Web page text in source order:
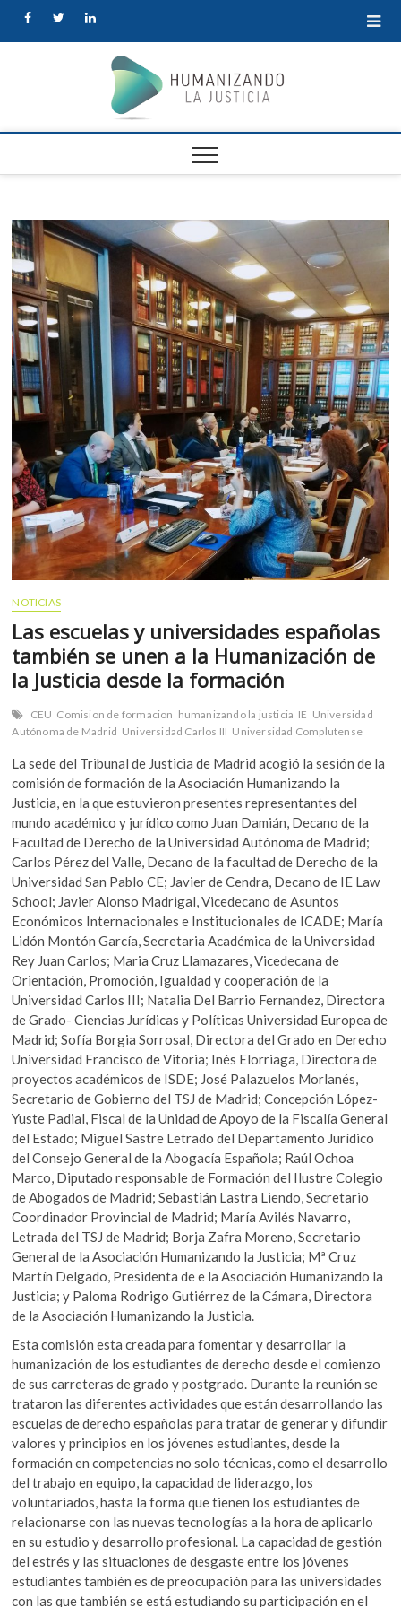
facebooktwitterlinkedin
NOTICIAS
Las escuelas y universidades españolas
también se unen a la Humanización de
la Justicia desde la formación
CEU Comision de formacion humanizando la justicia IE Universidad
Autónoma de Madrid Universidad Carlos III Universidad Complutense
La sede del Tribunal de Justicia de Madrid acogió la sesión de la
comisión de formación de la Asociación Humanizando la
Justicia, en la que estuvieron presentes representantes del
mundo académico y jurídico como Juan Damián, Decano de la
Facultad de Derecho de la Universidad Autónoma de Madrid;
Carlos Pérez del Valle, Decano de la facultad de Derecho de la
Universidad San Pablo CE; Javier de Cendra, Decano de IE Law
School; Javier Alonso Madrigal, Vicedecano de Asuntos
Económicos Internacionales e Institucionales de ICADE; María
Lidón Montón García, Secretaria Académica de la Universidad
Rey Juan Carlos; Maria Cruz Llamazares, Vicedecana de
Orientación, Promoción, Igualdad y cooperación de la
Universidad Carlos III; Natalia Del Barrio Fernandez, Directora
de Grado- Ciencias Jurídicas y Políticas Universidad Europea de
Madrid; Sofía Borgia Sorrosal, Directora del Grado en Derecho
Universidad Francisco de Vitoria; Inés Elorriaga, Directora de
proyectos académicos de ISDE; José Palazuelos Morlanés,
Secretario de Gobierno del TSJ de Madrid; Concepción López-
Yuste Padial, Fiscal de la Unidad de Apoyo de la Fiscalía General
del Estado; Miguel Sastre Letrado del Departamento Jurídico
del Consejo General de la Abogacía Española; Raúl Ochoa
Marco, Diputado responsable de Formación del Ilustre Colegio
de Abogados de Madrid; Sebastián Lastra Liendo, Secretario
Coordinador Provincial de Madrid; María Avilés Navarro,
Letrada del TSJ de Madrid; Borja Zafra Moreno, Secretario
General de la Asociación Humanizando la Justicia; Mª Cruz
Martín Delgado, Presidenta de e la Asociación Humanizando la
Justicia; y Paloma Rodrigo Gutiérrez de la Cámara, Directora
de la Asociación Humanizando la Justicia.
Esta comisión esta creada para fomentar y desarrollar la
humanización de los estudiantes de derecho desde el comienzo
de sus carreteras de grado y postgrado. Durante la reunión se
trataron las diferentes actividades que están desarrollando las
escuelas de derecho españolas para tratar de generar y difundir
valores y principios en los jóvenes estudiantes, desde la
formación en competencias no solo técnicas, como el desarrollo
del trabajo en equipo, la capacidad de liderazgo, los
voluntariados, hasta la forma que tienen los estudiantes de
relacionarse con las nuevas tecnologías a la hora de aplicarlo
en su estudio y desarrollo profesional. La capacidad de gestión
del estrés y las situaciones de desgaste entre los jóvenes
estudiantes también es de preocupación para las universidades
con las que también se está estudiando su participación en el